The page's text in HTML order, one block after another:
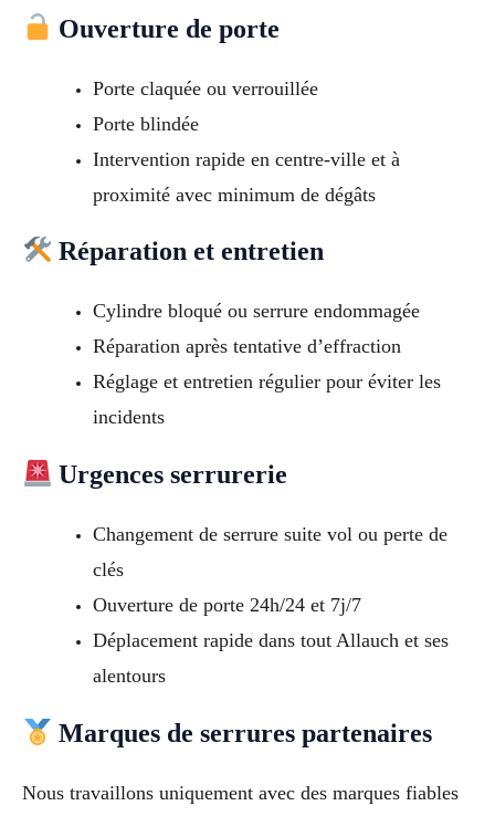
Ouverture de porte
Porte claquée ou verrouillée
Porte blindée
Intervention rapide en centre-ville et à
proximité avec minimum de dégâts
Réparation et entretien
Cylindre bloqué ou serrure endommagée
Réparation après tentative d’effraction
Réglage et entretien régulier pour éviter les
incidents
Urgences serrurerie
Changement de serrure suite vol ou perte de
clés
Ouverture de porte 24h/24 et 7j/7
Déplacement rapide dans tout Allauch et ses
alentours
Marques de serrures partenaires
Nous travaillons uniquement avec des marques fiables